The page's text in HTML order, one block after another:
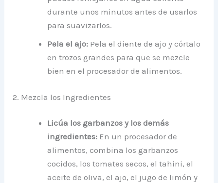
durante unos minutos antes de usarlos
para suavizarlos.
Pela el ajo: Pela el diente de ajo y córtalo
en trozos grandes para que se mezcle
bien en el procesador de alimentos.
2. Mezcla los Ingredientes
Licúa los garbanzos y los demás
ingredientes: En un procesador de
alimentos, combina los garbanzos
cocidos, los tomates secos, el tahini, el
aceite de oliva, el ajo, el jugo de limón y